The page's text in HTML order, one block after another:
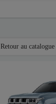
Retour au catalogue